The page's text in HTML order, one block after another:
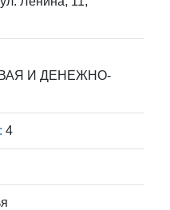
И ДЕНЕЖНО-
4